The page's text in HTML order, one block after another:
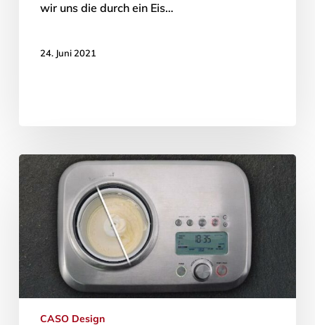
wir uns die durch ein Eis…
24. Juni 2021
CASO Design